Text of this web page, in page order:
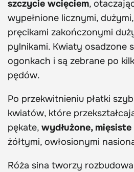
szczycie wcięciem,
wypełnione licznymi,
pręcikami zakończonymi
pylnikami. Kwiaty osadzone
ogonkach i są zebrane po
pędów.
Po przekwitnieniu płatki
kwiatów, które
pękate, wydłużone,
żółtymi, owłosionymi
Róża sina tworzy